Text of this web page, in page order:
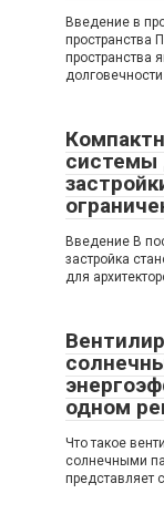
Введение в
пространства
пространства
долговечности
системы
Введение В
застройка
для
одном
Что такое
солнечными
представляет